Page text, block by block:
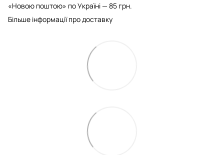
«Новою поштою» по Україні — 85 грн.
Більше інформації про доставку